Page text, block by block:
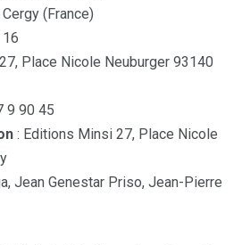
(France)
Place Nicole Neuburger 93140
9 90 45
: Editions Minsi 27, Place Nicole
Jean Genestar Priso, Jean-Pierre